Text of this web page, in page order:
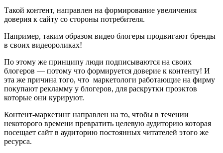
Такой контент, направлен на формирование увеличения
доверия к сайту со стороны потребителя.
Например, таким образом видео блогеры продвигают бренды
в своих видеороликах!
По этому же принципу люди подписываются на своих
блогеров — потому что формируется доверие к контенту! И
эта же причина того, что маркетологи работающие на фирму
покупают рекламму у блогеров, для раскрутки проэктов
которые они курируют.
Контент-маркетинг направлен на то, чтобы в течении
некоторого времени превратить целевую аудиторию которая
посещает сайт в аудиторию постоянных читателей этого же
ресурса.